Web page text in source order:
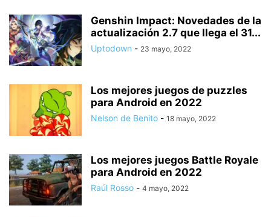
Genshin Impact: Novedades de la
actualización 2.7 que llega el 31...
Uptodown - 23 mayo, 2022
Los mejores juegos de puzzles
para Android en 2022
Nelson de Benito - 18 mayo, 2022
Los mejores juegos Battle Royale
para Android en 2022
Raúl Rosso - 4 mayo, 2022